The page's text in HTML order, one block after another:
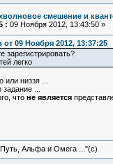
смешение и
: 09 Ноября 2012, 13:43:50 »
от 09 Ноября 2012, 13:37:25
зарегистрировать?
легко
низзя ...
...
что не является
Альфа и Омега ..."(с)